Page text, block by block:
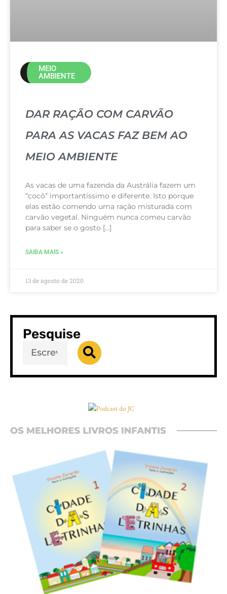
MEIO
AMBIENTE
DAR RAÇÃO COM CARVÃO
PARA AS VACAS FAZ BEM AO
MEIO AMBIENTE
As vacas de uma fazenda da Austrália fazem um
“cocô” importantíssimo e diferente. Isto porque
elas estão comendo uma ração misturada com
carvão vegetal. Ninguém nunca comeu carvão
para saber se o gosto […]
SAIBA MAIS »
13 de agosto de 2020
Pesquise